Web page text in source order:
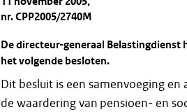
nr. CPP2005/2740M
De directeur-generaal Belastingdienst
het volgende besloten.
Dit besluit is een samenvoeging
de waardering van pensioen- en